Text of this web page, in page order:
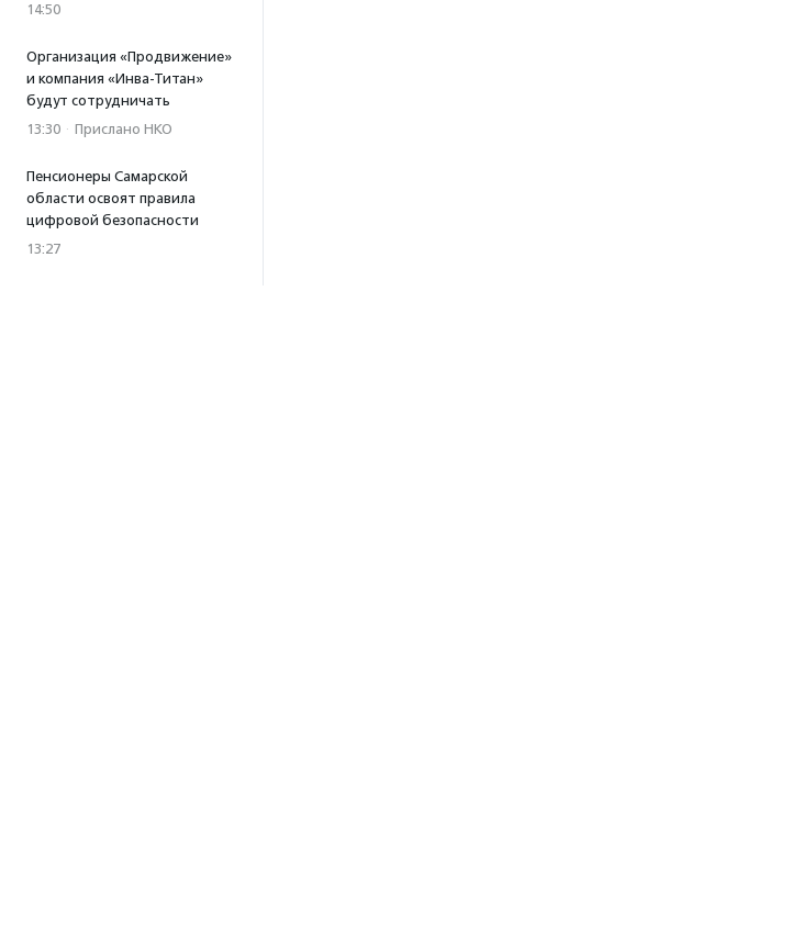
14:50
Организация «Продвижение»
и компания «Инва-Титан»
будут сотрудничать
13:30 · Прислано НКО
Пенсионеры Самарской
области освоят правила
цифровой безопасности
13:27